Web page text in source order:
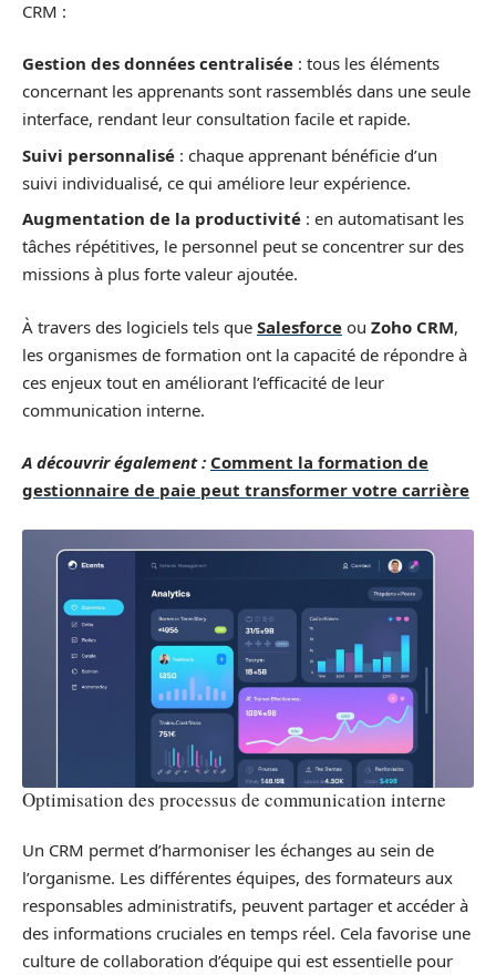
CRM :
Gestion des données centralisée : tous les éléments
concernant les apprenants sont rassemblés dans une seule
interface, rendant leur consultation facile et rapide.
Suivi personnalisé : chaque apprenant bénéficie d’un
suivi individualisé, ce qui améliore leur expérience.
Augmentation de la productivité : en automatisant les
tâches répétitives, le personnel peut se concentrer sur des
missions à plus forte valeur ajoutée.
À travers des logiciels tels que Salesforce ou Zoho CRM,
les organismes de formation ont la capacité de répondre à
ces enjeux tout en améliorant l’efficacité de leur
communication interne.
A découvrir également : Comment la formation de
gestionnaire de paie peut transformer votre carrière
Optimisation des processus de communication interne
Un CRM permet d’harmoniser les échanges au sein de
l’organisme. Les différentes équipes, des formateurs aux
responsables administratifs, peuvent partager et accéder à
des informations cruciales en temps réel. Cela favorise une
culture de collaboration d’équipe qui est essentielle pour